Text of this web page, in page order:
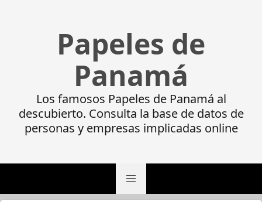
Papeles de
Panamá
Los famosos Papeles de Panamá al
descubierto. Consulta la base de datos de
personas y empresas implicadas online